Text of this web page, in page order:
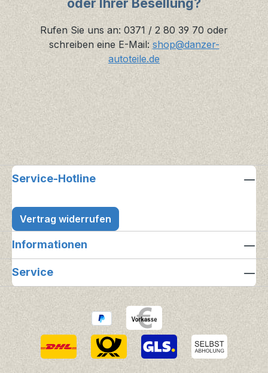
oder Ihrer Besellung?
Rufen Sie uns an: 0371 / 2 80 39 70 oder
schreiben eine E-Mail: shop@danzer-
autoteile.de
Service-Hotline
Vertrag widerrufen
Informationen
Service